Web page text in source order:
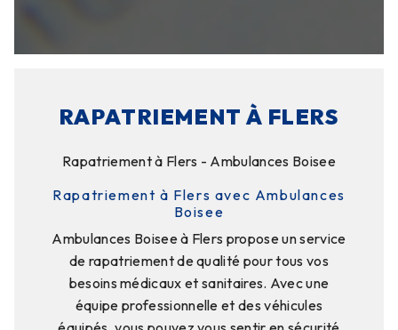
RAPATRIEMENT À FLERS
Rapatriement à Flers - Ambulances Boisee
Rapatriement à Flers avec Ambulances
Boisee
Ambulances Boisee à Flers propose un service
de rapatriement de qualité pour tous vos
besoins médicaux et sanitaires. Avec une
équipe professionnelle et des véhicules